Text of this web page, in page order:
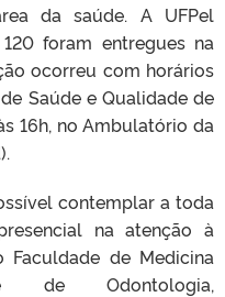
da saúde. A UFPel
foram entregues na
ocorreu com horários
Saúde e Qualidade de
16h, no Ambulatório da
contemplar a toda
na atenção à
de Medicina
de Odontologia,